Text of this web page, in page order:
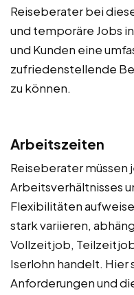
Reiseberater bei
und temporäre Jobs
und Kunden eine
zufriedenstellende
zu können.
Arbeitszeiten
Reiseberater müssen
Arbeitsverhältnisses
Flexibilitäten
stark variieren,
Vollzeitjob,
Iserlohn handelt. Hier
Anforderungen und